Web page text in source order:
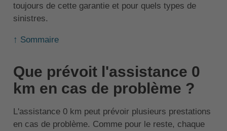
toujours de cette garantie et pour quels types de
sinistres.
↑ Sommaire
Que prévoit l'assistance 0
km en cas de problème ?
L'assistance 0 km peut prévoir plusieurs prestations
en cas de problème. Comme pour le reste, chaque